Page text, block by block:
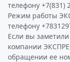
телефону +7(831)
Режим работы
телефону
Если вы
компании
обращении ее